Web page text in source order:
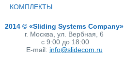
КОМПЛЕКТЫ
2014 © «Sliding Systems Company»
г. Москва, ул. Вербная, 6
с 9:00 до 18:00
E-mail: info@slidecom.ru